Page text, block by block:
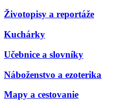
Životopisy a reportáže
Kuchárky
Učebnice a slovníky
Náboženstvo a ezoterika
Mapy a cestovanie